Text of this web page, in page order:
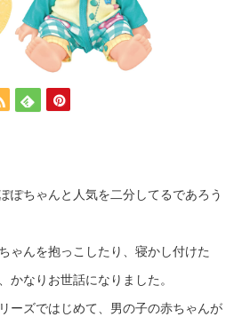
ぽちゃんと人気を二分してるであろう
ゃんを抱っこしたり、寝かし付けた
かなりお世話になりました。
ーズではじめて、男の子の赤ちゃんが